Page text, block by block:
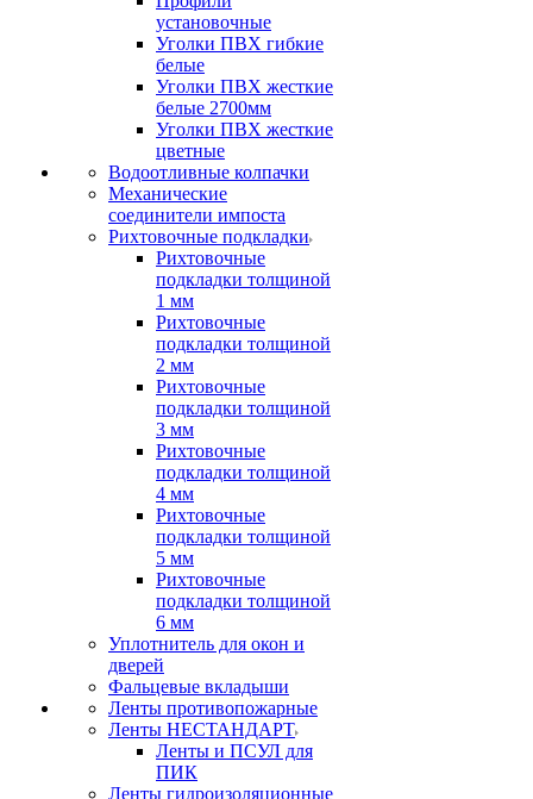
установочные
Уголки ПВХ гибкие
белые
Уголки ПВХ жесткие
белые 2700мм
Уголки ПВХ жесткие
цветные
Водоотливные колпачки
Механические
соединители импоста
Рихтовочные подкладки
Рихтовочные
подкладки толщиной
1 мм
Рихтовочные
подкладки толщиной
2 мм
Рихтовочные
подкладки толщиной
3 мм
Рихтовочные
подкладки толщиной
4 мм
Рихтовочные
подкладки толщиной
5 мм
Рихтовочные
подкладки толщиной
6 мм
Уплотнитель для окон и
дверей
Фальцевые вкладыши
Ленты противопожарные
Ленты НЕСТАНДАРТ
Ленты и ПСУЛ для
ПИК
Ленты гидроизоляционные